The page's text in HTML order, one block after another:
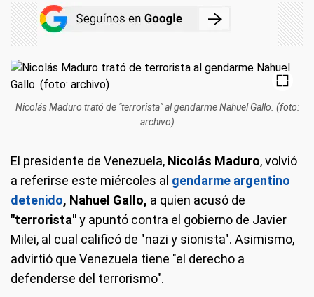
Nicolás Maduro trató de "terrorista" al gendarme Nahuel Gallo. (foto:
archivo)
El presidente de Venezuela, Nicolás Maduro, volvió
a referirse este miércoles al gendarme argentino
detenido, Nahuel Gallo, a quien acusó de
"terrorista"y apuntó contra el gobierno de Javier
Milei, al cual calificó de "nazi y sionista". Asimismo,
advirtió que Venezuela tiene "el derecho a
defenderse del terrorismo".